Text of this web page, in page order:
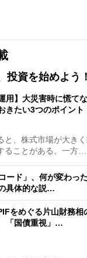
投資を始めよう
用】大災害時に慌て
きたい3つのポイン
、株式市場が大き
ることがある。一方…
ード」、何が変わっ
具体的な説…
をめぐる片山財務
「国債重視」…